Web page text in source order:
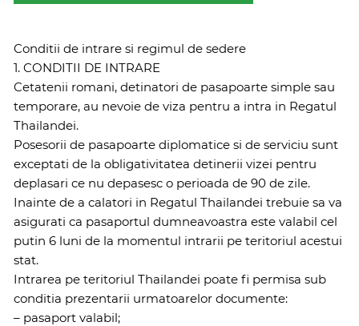
Conditii de intrare si regimul de sedere
1. CONDITII DE INTRARE
Cetatenii romani, detinatori de pasapoarte simple sau
temporare, au nevoie de viza pentru a intra in Regatul
Thailandei.
Posesorii de pasapoarte diplomatice si de serviciu sunt
exceptati de la obligativitatea detinerii vizei pentru
deplasari ce nu depasesc o perioada de 90 de zile.
Inainte de a calatori in Regatul Thailandei trebuie sa va
asigurati ca pasaportul dumneavoastra este valabil cel
putin 6 luni de la momentul intrarii pe teritoriul acestui
stat.
Intrarea pe teritoriul Thailandei poate fi permisa sub
conditia prezentarii urmatoarelor documente:
– pasaport valabil;